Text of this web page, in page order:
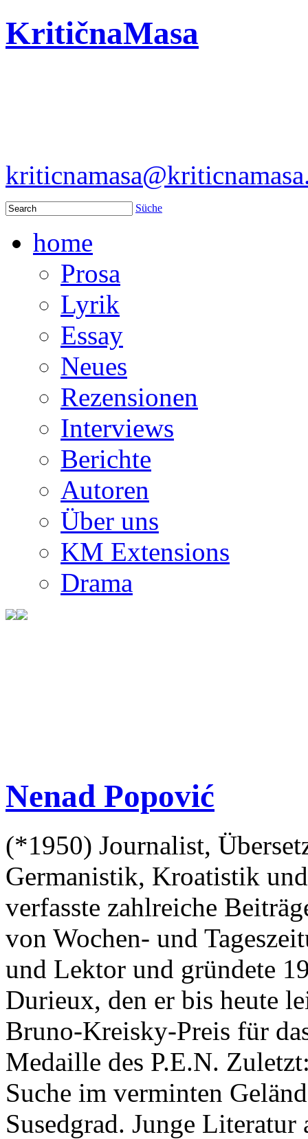
KritičnaMasa
Süche
home
Prosa
Lyrik
Essay
Neues
Rezensionen
Interviews
Berichte
Autoren
Über uns
KM Extensions
Drama
Nenad Popović
(*1950) Journalist,
Germanistik, Kroatistik
verfasste zahlreiche
von Wochen- und
und Lektor und gründete
Durieux, den er bis heute
Bruno-Kreisky-Preis für
Medaille des P.E.N.
Suche im verminten
Susedgrad. Junge